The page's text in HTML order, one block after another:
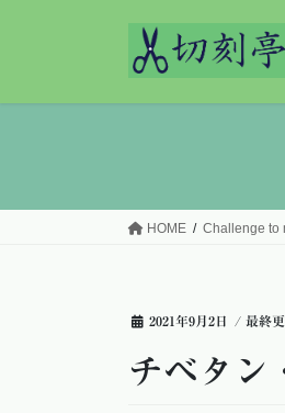
HOME Challenge to
2021年9月2日 / 最終
チベタ